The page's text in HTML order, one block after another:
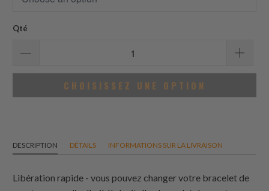
Qté
CHOISISSEZ UNE OPTION
DESCRIPTION DÉTAILS INFORMATIONS SUR LA LIVRAISON
Libération rapide - vous pouvez changer votre bracelet de